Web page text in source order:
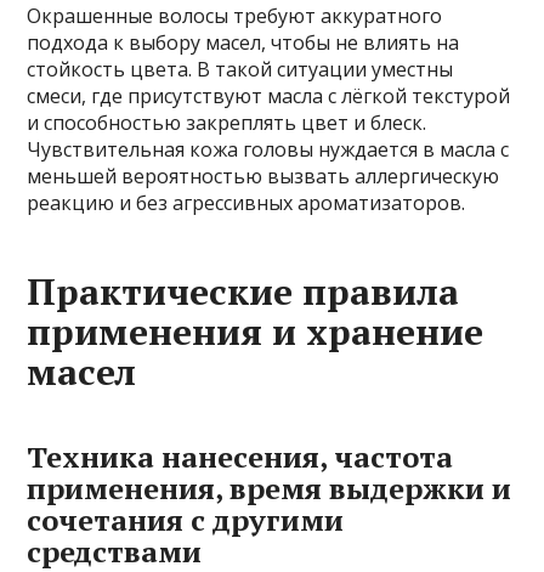
Окрашенные волосы требуют аккуратного
подхода к выбору масел, чтобы не влиять на
стойкость цвета. В такой ситуации уместны
смеси, где присутствуют масла с лёгкой текстурой
и способностью закреплять цвет и блеск.
Чувствительная кожа головы нуждается в масла с
меньшей вероятностью вызвать аллергическую
реакцию и без агрессивных ароматизаторов.
Практические правила
применения и хранение
масел
Техника нанесения, частота
применения, время выдержки и
сочетания с другими
средствами